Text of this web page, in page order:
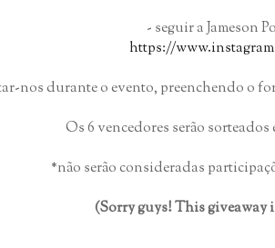
- seguir a Jameson
https://
nos durante o evento, preenchendo o
Os 6 vencedores serão
*não serão consideradas
(Sorry guys! This giveaway